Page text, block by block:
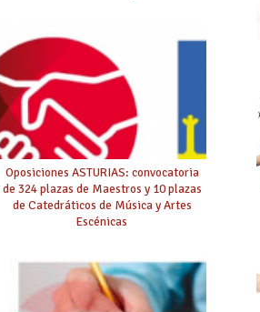
Oposiciones ASTURIAS: convocatoria
de 324 plazas de Maestros y 10 plazas
de Catedráticos de Música y Artes
Escénicas